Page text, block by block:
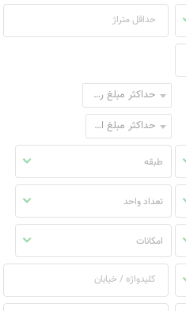
حداکثر مبلغ رهن
حداکثر مبلغ اجاره
طبقه
تعداد واحد
امکانات